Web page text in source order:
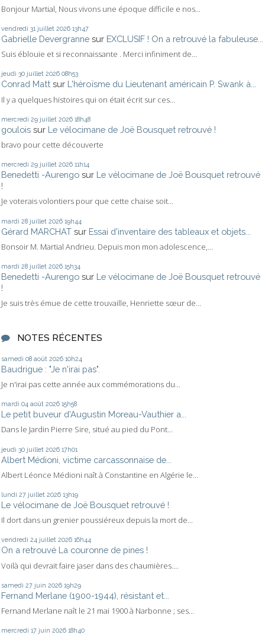
Bonjour Martial, Nous vivons une époque difficile e nos...
vendredi 31 juillet 2026 13h47
Gabrielle Devergranne sur EXCLUSIF ! On a retrouvé la fabuleuse...
Suis éblouie et si reconnaissante . Merci infiniment de...
jeudi 30 juillet 2026 08h53
Conrad Matt sur L'héroïsme du Lieutenant américain P. Swank à...
Il y a quelques histoires qui on était écrit sur ces...
mercredi 29 juillet 2026 18h48
goulois sur Le vélocimane de Joë Bousquet retrouvé !
bravo pour cette découverte
mercredi 29 juillet 2026 11h14
Benedetti -Aurengo sur Le vélocimane de Joë Bousquet retrouvé
!
Je voterais volontiers pour que cette chaise soit...
mardi 28 juillet 2026 19h44
Gérard MARCHAT sur Essai d'inventaire des tableaux et objets...
Bonsoir M. Martial Andrieu. Depuis mon mon adolescence,...
mardi 28 juillet 2026 15h34
Benedetti -Aurengo sur Le vélocimane de Joë Bousquet retrouvé
!
Je suis très émue de cette trouvaille, Henriette sœur de...
NOTES RÉCENTES
samedi 08 août 2026 10h24
Baudrigue : "Je n'irai pas".
Je n'irai pas cette année aux commémorations du...
mardi 04 août 2026 15h58
Le petit buveur d'Augustin Moreau-Vauthier a...
Dans le Jardin Pierre Sire, situé au pied du Pont...
jeudi 30 juillet 2026 17h01
Albert Médioni, victime carcassonnaise de...
Albert Léonce Médioni naît à Constantine en Algérie le...
lundi 27 juillet 2026 13h19
Le vélocimane de Joë Bousquet retrouvé !
Il dort dans un grenier poussiéreux depuis la mort de...
vendredi 24 juillet 2026 16h44
On a retrouvé La couronne de pines !
Voilà qui devrait faire jaser dans des chaumières....
samedi 27 juin 2026 19h29
Fernand Merlane (1900-1944), résistant et...
Fernand Merlane naît le 21 mai 1900 à Narbonne ; ses...
mercredi 17 juin 2026 18h40